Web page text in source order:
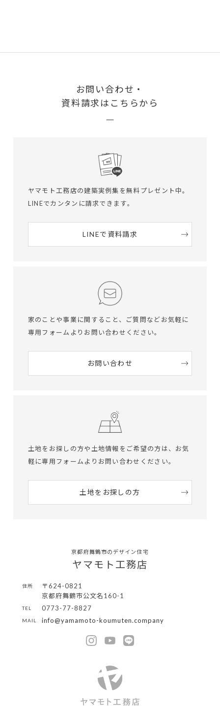
お問い合わせ・
資料請求はこちらから
ヤマモト工務店の建築実例集を無料プレゼント中。
LINEでカンタンに請求できます。
LINEで資料請求
家のことや事業に関すること、ご質問など お気軽に
専用フォームよりお問い合わせください。
お問い合わせ
土地をお探しの方や土地情報をご希望の方は、 お気
軽に専用フォームよりお問い合わせください。
土地をお探しの方
京都府舞鶴市のデザイン住宅
ヤマモト工務店
住所
〒624-0821
京都府舞鶴市公文名160-1
TEL 0773-77-8827
MAIL info@yamamoto-koumuten.company